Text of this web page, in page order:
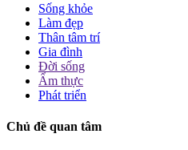
Sống khỏe
Làm đẹp
Thân tâm trí
Gia đình
Đời sống
Ẩm thực
Phát triển
Chủ đề quan tâm